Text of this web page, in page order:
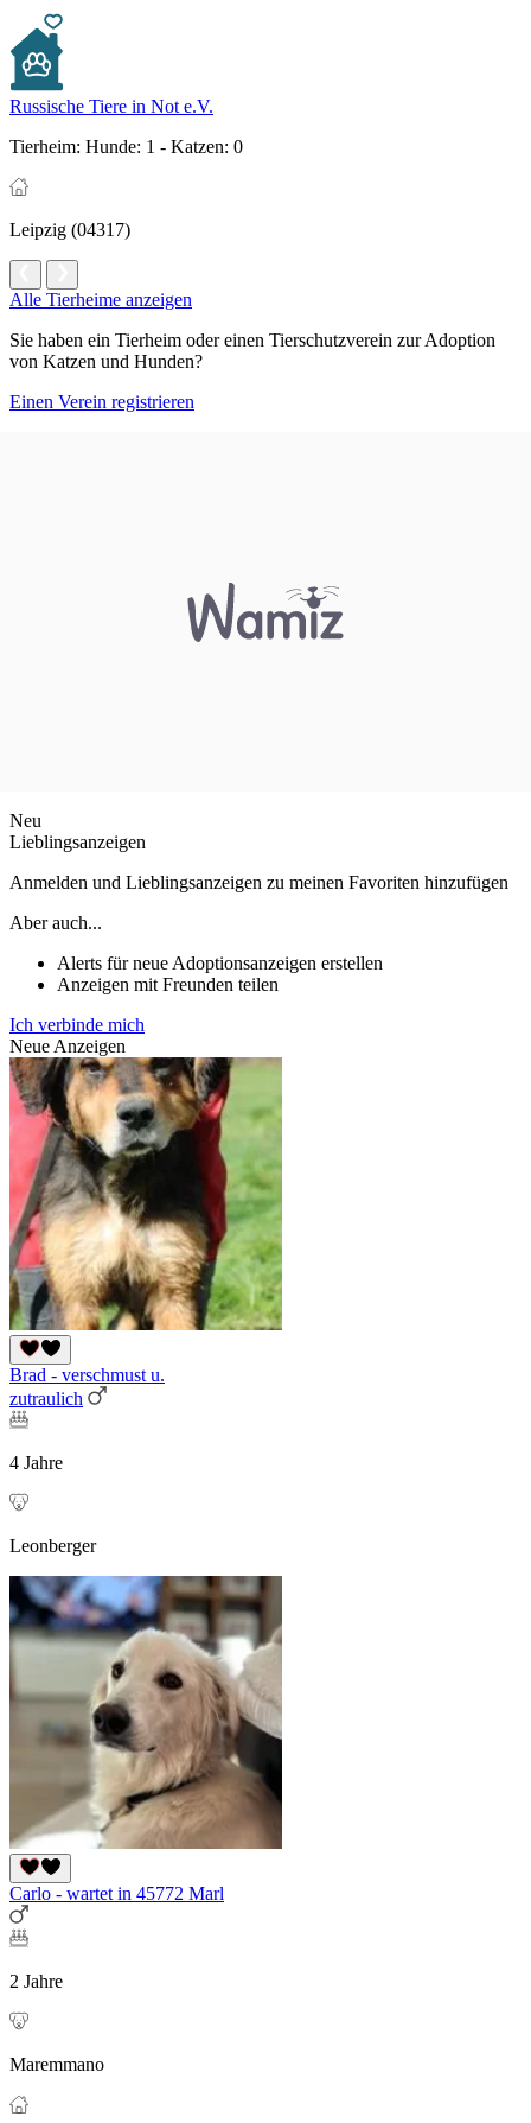
Russische Tiere in Not e.V.
Tierheim: Hunde: 1 - Katzen: 0
Leipzig (04317)
Alle Tierheime anzeigen
Sie haben ein Tierheim oder einen Tierschutzverein zur Adoption
von Katzen und Hunden?
Einen Verein registrieren
Neu
Lieblingsanzeigen
Anmelden und Lieblingsanzeigen zu meinen Favoriten hinzufügen
Aber auch...
Alerts für neue Adoptionsanzeigen erstellen
Anzeigen mit Freunden teilen
Ich verbinde mich
Neue Anzeigen
Brad - verschmust u.
zutraulich
4 Jahre
Leonberger
Carlo - wartet in 45772 Marl
2 Jahre
Maremmano